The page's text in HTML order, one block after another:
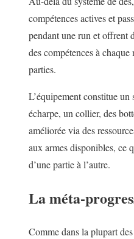
compétences actives et
pendant une run et offrent
des compétences à
parties.
L’équipement constitue
écharpe, un collier, des
améliorée via des
aux armes disponibles, ce
d’une partie à l’autre.
La méta-
Comme dans la plupart